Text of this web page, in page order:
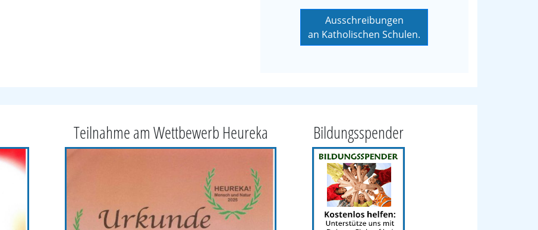
Ausschreibungen
an Katholischen Schulen.
Teilnahme am Wettbewerb Heureka Bildungsspender